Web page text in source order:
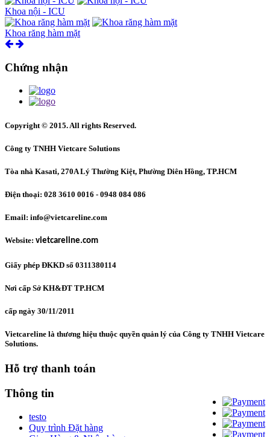
Khoa nội - ICU
Khoa răng hàm mặt
Chứng nhận
Copyright © 2015. All rights Reserved.
Công ty TNHH Vietcare Solutions
Tòa nhà Kasati, 270A Lý Thường Kiệt, Phường Diên Hồng, TP.HCM
Điện thoại: 028 3610 0016 - 0948 084 086
Email: info@vietcareline.com
Website: vietcareline.com
Giấy phép ĐKKD số 0311380114
Nơi cấp Sở KH&ĐT TP.HCM
cấp ngày 30/11/2011
Vietcareline là thương hiệu thuộc quyền quản lý của Công ty TNHH Vietcare
Solutions.
Hỗ trợ thanh toán
Thông tin
testo
Quy trình Đặt hàng